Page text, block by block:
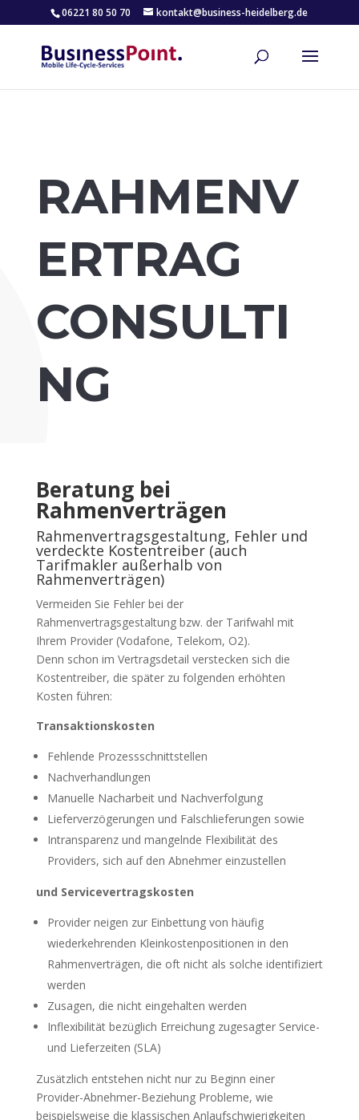
06221 80 50 70 kontakt@business-heidelberg.de
RAHMENV
ERTRAG
CONSULTI
NG
Beratung bei
Rahmenverträgen
Rahmenvertragsgestaltung, Fehler und
verdeckte Kostentreiber (auch
Tarifmakler außerhalb von
Rahmenverträgen)
Vermeiden Sie Fehler bei der
Rahmenvertragsgestaltung bzw. der Tarifwahl mit
Ihrem Provider (Vodafone, Telekom, O2).
Denn schon im Vertragsdetail verstecken sich die
Kostentreiber, die später zu folgenden erhöhten
Kosten führen:
Transaktionskosten
Fehlende Prozessschnittstellen
Nachverhandlungen
Manuelle Nacharbeit und Nachverfolgung
Lieferverzögerungen und Falschlieferungen sowie
Intransparenz und mangelnde Flexibilität des
Providers, sich auf den Abnehmer einzustellen
und Servicevertragskosten
Provider neigen zur Einbettung von häufig
wiederkehrenden Kleinkostenpositionen in den
Rahmenverträgen, die oft nicht als solche identifiziert
werden
Zusagen, die nicht eingehalten werden
Inflexibilität bezüglich Erreichung zugesagter Service-
und Lieferzeiten (SLA)
Zusätzlich entstehen nicht nur zu Beginn einer
Provider-Abnehmer-Beziehung Probleme, wie
beispielsweise die klassischen Anlaufschwierigkeiten